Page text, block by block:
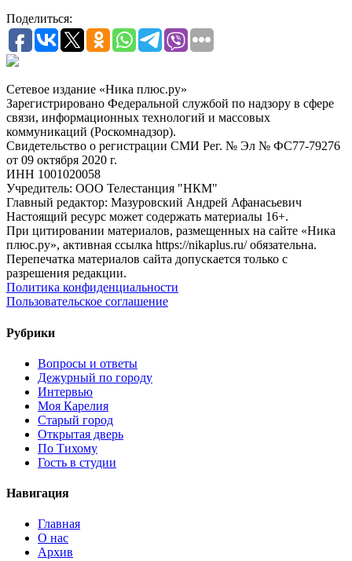
Поделиться:
Сетевое издание «Ника плюс.ру»
Зарегистрировано Федеральной службой по надзору в сфере
связи, информационных технологий и массовых
коммуникаций (Роскомнадзор).
Свидетельство о регистрации СМИ Рег. № Эл № ФС77-79276
от 09 октября 2020 г.
ИНН 1001020058
Учредитель: ООО Телестанция "НКМ"
Главный редактор: Мазуровский Андрей Афанасьевич
Настоящий ресурс может содержать материалы 16+.
При цитировании материалов, размещенных на сайте «Ника
плюс.ру», активная ссылка https://nikaplus.ru/ обязательна.
Перепечатка материалов сайта допускается только с
разрешения редакции.
Политика конфиденциальности
Пользовательское соглашение
Рубрики
Вопросы и ответы
Дежурный по городу
Интервью
Моя Карелия
Старый город
Открытая дверь
По Тихому
Гость в студии
Навигация
Главная
О нас
Архив